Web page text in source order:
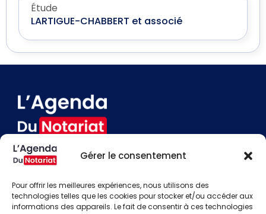
Gérer le consentement
Pour offrir les meilleures expériences, nous utilisons des
technologies telles que les cookies pour stocker et/ou accéder aux
informations des appareils. Le fait de consentir à ces technologies
Étude
LARTIGUE-CHABBERT et associé
Contact
Besoin d'aide